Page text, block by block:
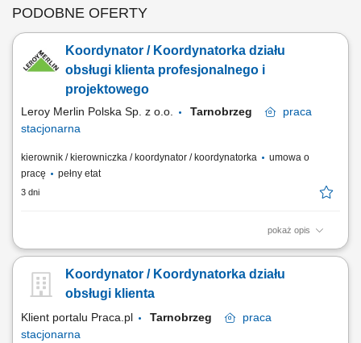
PODOBNE OFERTY
Koordynator / Koordynatorka działu
obsługi klienta profesjonalnego i
projektowego
Leroy Merlin Polska Sp. z o.o. Tarnobrzeg
praca
stacjonarna
kierownik / kierowniczka / koordynator / koordynatorka
umowa o
pracę
pełny etat
3 dni
pokaż opis
Jakie zadania na Ciebie czekają? koordynowanie pracy podległego
realizacji, wdrożenie nowych pracowników, dbanie o realizację naszych
standardów obsługi klienta; aktywne pozyskiwanie i nawiązywanie
Koordynator / Koordynatorka działu
obsługi klienta
Klient portalu Praca.pl Tarnobrzeg
praca
stacjonarna